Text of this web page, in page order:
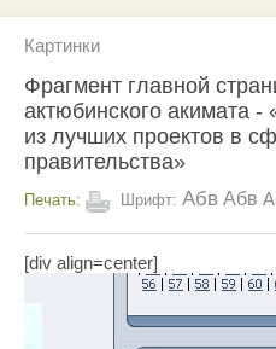
Картинки
Фрагмент главной
актюбинского акимата -
из лучших проектов в
правительства»
Печать: Шрифт: Абв Абв
[div align=center]